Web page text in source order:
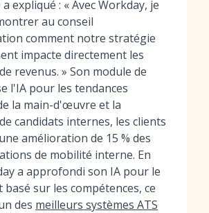
expliqué : « Avec Workday, je
au conseil
comment notre stratégie
impacte directement les
revenus. » Son module de
l'IA pour les tendances
la main-d'œuvre et la
candidats internes, les clients
amélioration de 15 % des
de mobilité interne. En
a approfondi son IA pour le
sur les compétences, ce
des meilleurs systèmes ATS